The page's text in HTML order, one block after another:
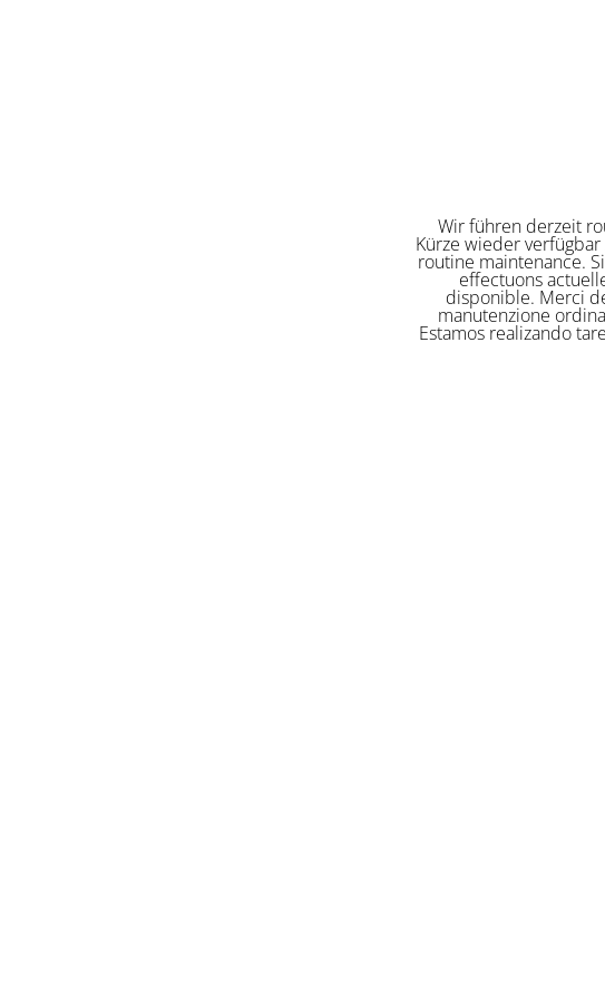
Wir führen derzeit
Kürze wieder
routine maintenance.
effectuons
disponible. Merci
manutenzione
Estamos realizando